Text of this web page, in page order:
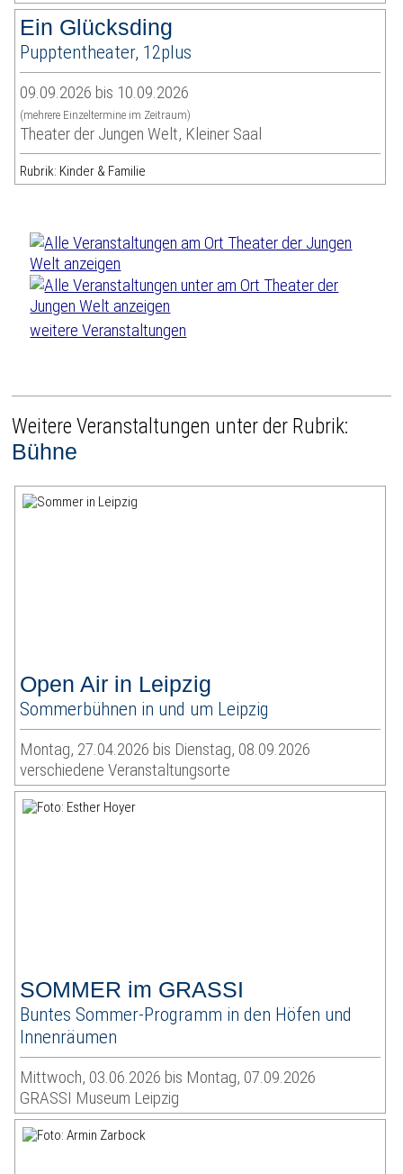
Ein Glücksding
Pupptentheater, 12plus
09.09.2026 bis 10.09.2026
(mehrere Einzeltermine im Zeitraum)
Theater der Jungen Welt, Kleiner Saal
Rubrik: Kinder & Familie
weitere Veranstaltungen
Weitere Veranstaltungen unter der Rubrik:
Bühne
Open Air in Leipzig
Sommerbühnen in und um Leipzig
Montag, 27.04.2026 bis Dienstag, 08.09.2026
verschiedene Veranstaltungsorte
SOMMER im GRASSI
Buntes Sommer-Programm in den Höfen und
Innenräumen
Mittwoch, 03.06.2026 bis Montag, 07.09.2026
GRASSI Museum Leipzig